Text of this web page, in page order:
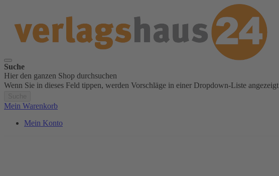
Suche
Hier den ganzen Shop durchsuchen
Wenn Sie in dieses Feld tippen, werden Vorschläge in einer Dropdown-Liste angezeigt
Mein Warenkorb
Mein Konto